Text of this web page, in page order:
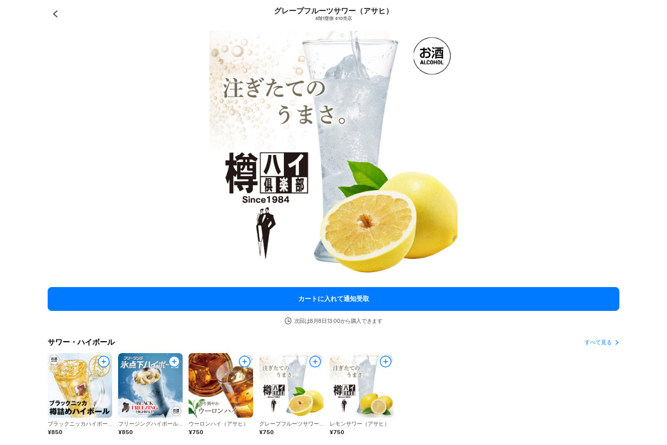
グレープフルーツサワー（アサヒ）
4階1塁側 410売店
カートに入れて通知受取
次回は8月8日13:00から購入できます
サワー・ハイボール すべて見る
ブラックニッカハイボール
¥850
フリージングハイボール（ブラックニッカ）（アサヒ）
¥850
ウーロンハイ（アサヒ）
¥750
グレープフルーツサワー（アサヒ）
¥750
レモンサワー（アサヒ）
¥750